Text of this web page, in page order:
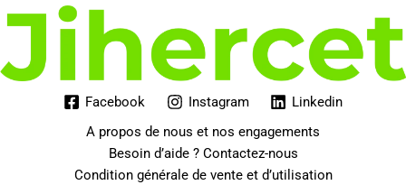
Facebook Instagram
Linkedin
A propos de nous et nos engagements
Besoin d’aide ? Contactez-nous
Condition générale de vente et d’utilisation